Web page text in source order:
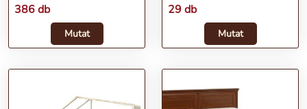
386 db
Mutat
29 db
Mutat